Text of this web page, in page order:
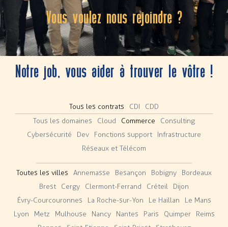
Vous voulez nous rejoindre ?
Notre job, vous aider à trouver le vôtre !
CDI CDD
Tous les contrats
Cloud
Commerce
Consulting
Cybersécurité
Dev Fonctions support
Infrastructure
Réseaux et Télécom
Tous les domaines
Annemasse Besançon Bobigny
Bordeaux
Brest
Cergy Clermont-Ferrand Créteil
Dijon
Évry-Courcouronnes
La Roche-sur-Yon Le Haillan
Le Mans
Lyon
Metz Mulhouse Nancy Nantes Paris Quimper
Reims
Toutes les villes